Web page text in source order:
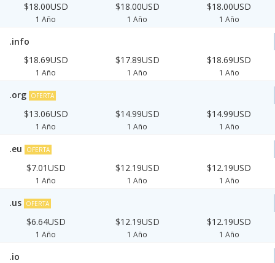
$18.00USD
1 Año
$18.00USD
1 Año
$18.00USD
1 Año
.info
$18.69USD
1 Año
$17.89USD
1 Año
$18.69USD
1 Año
.org OFERTA
$13.06USD
1 Año
$14.99USD
1 Año
$14.99USD
1 Año
.eu OFERTA
$7.01USD
1 Año
$12.19USD
1 Año
$12.19USD
1 Año
.us OFERTA
$6.64USD
1 Año
$12.19USD
1 Año
$12.19USD
1 Año
.io